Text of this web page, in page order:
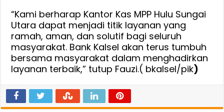
“Kami berharap Kantor Kas MPP Hulu Sungai
Utara dapat menjadi titik layanan yang
ramah, aman, dan solutif bagi seluruh
masyarakat. Bank Kalsel akan terus tumbuh
bersama masyarakat dalam menghadirkan
layanan terbaik,” tutup Fauzi.( bkalsel/pik)